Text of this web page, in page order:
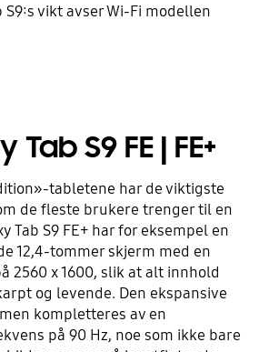
S9:s vikt avser Wi-Fi modellen
S9 FE | FE+
tabletene har de viktigste
de fleste brukere trenger til en
Tab S9 FE+ har for eksempel en
12,4-tommer skjerm med en
2560 x 1600, slik at alt innhold
og levende. Den ekspansive
kompletteres av en
på 90 Hz, noe som ikke bare